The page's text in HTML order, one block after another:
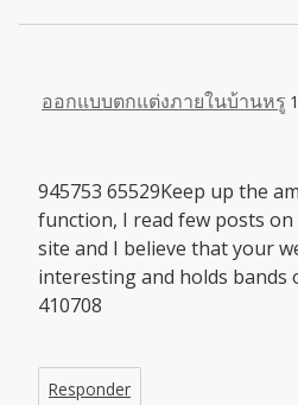
ออกแบบตกแต่งภายในบ้านหรู
945753 65529Keep up the
function, I read few posts
site and I believe that your
interesting and holds bands
410708
Responder